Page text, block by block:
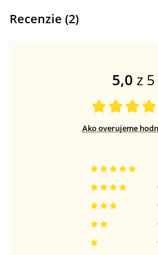
Recenzie (2)
5,0 z 5
Ako overujeme